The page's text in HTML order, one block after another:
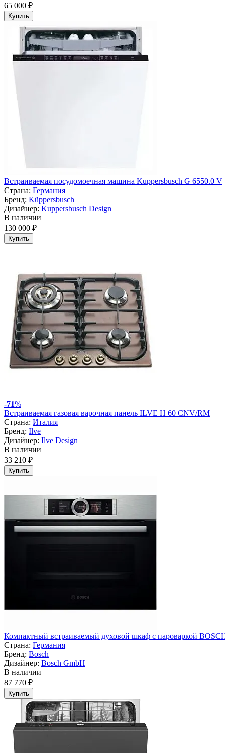
65 000 ₽
Купить
Встраиваемая посудомоечная машина Kuppersbusch G 6550.0 V
Страна: Германия
Бренд: Küppersbusch
Дизайнер: Kuppersbusch Design
В наличии
130 000 ₽
Купить
-71%
Встраиваемая газовая варочная панель ILVE H 60 CNV/RM
Страна: Италия
Бренд: Ilve
Дизайнер: Ilve Design
В наличии
33 210 ₽
Купить
Компактный встраиваемый духовой шкаф с пароваркой
Страна: Германия
Бренд: Bosch
Дизайнер: Bosch GmbH
В наличии
87 770 ₽
Купить